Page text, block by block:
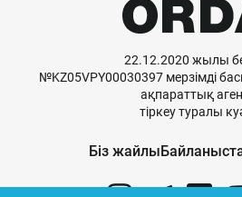
22.12.2020 жылы
№KZ05VPY00030397 мерзімді
ақпараттық
тіркеу туралы
Біз жайлы